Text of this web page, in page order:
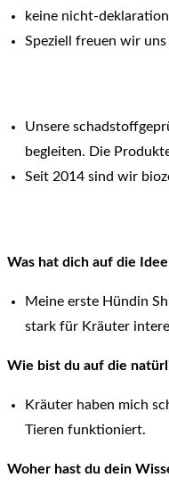
keine nicht-
Speziell freuen wir
Unsere
begleiten. Die
Seit 2014 sind wir
Was hat dich auf die
Meine erste Hündin
stark für Kräuter
Wie bist du auf die
Kräuter haben mich
Tieren funktioniert.
Woher hast du dein